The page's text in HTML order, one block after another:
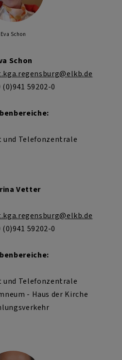
Eva Schon
Schon
(0)941 59202-0
und Telefonzentrale
Vetter
(0)941 59202-0
und Telefonzentrale
- Haus der Kirche